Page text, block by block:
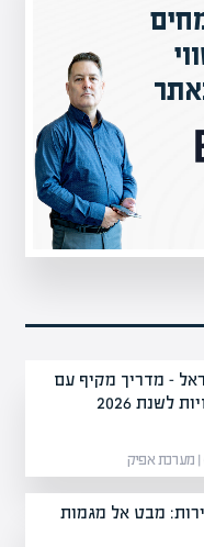
– מדריך מקיף עם
לשנת 2026
מבט אל מגמות